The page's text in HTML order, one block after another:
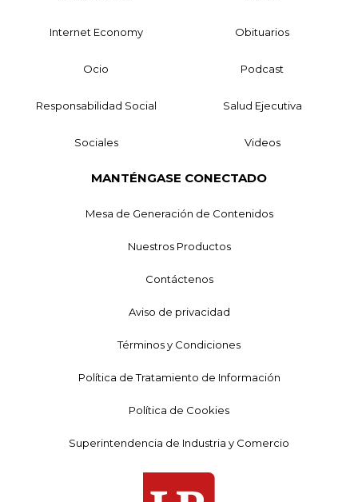
Internet Economy Obituarios
Ocio Podcast
Responsabilidad Social Salud Ejecutiva
Sociales Videos
MANTÉNGASE CONECTADO
Mesa de Generación de Contenidos
Nuestros Productos
Contáctenos
Aviso de privacidad
Términos y Condiciones
Política de Tratamiento de Información
Política de Cookies
Superintendencia de Industria y Comercio